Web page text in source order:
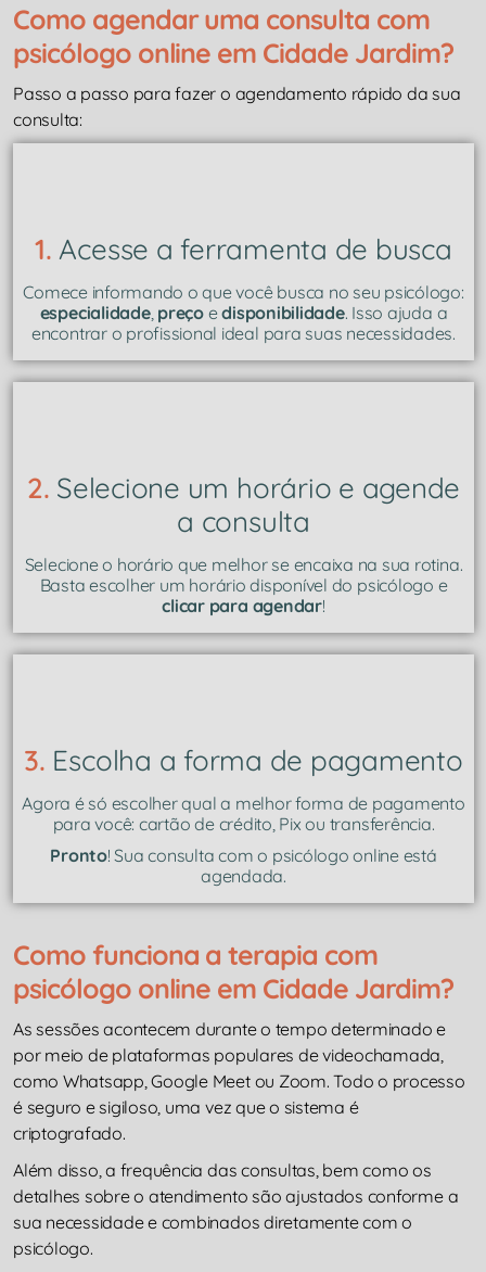
Como agendar uma consulta com
psicólogo online em Cidade Jardim?
Passo a passo para fazer o agendamento rápido da sua
consulta:
1. Acesse a ferramenta de busca
Comece informando o que você busca no seu psicólogo:
especialidade, preçoedisponibilidade. Isso ajuda a
encontrar o profissional ideal para suas necessidades.
2. Selecione um horário e agende
a consulta
Selecione o horário que melhor se encaixa na sua rotina.
Basta escolher um horário disponível do psicólogo e
clicar para agendar!
3. Escolha a forma de pagamento
Agora é só escolher qual a melhor forma de pagamento
para você: cartão de crédito, Pix ou transferência.
Pronto! Sua consulta com o psicólogo online está
agendada.
Como funciona a terapia com
psicólogo online em Cidade Jardim?
As sessões acontecem durante o tempo determinado e
por meio de plataformas populares de videochamada,
como Whatsapp, Google Meet ou Zoom. Todo o processo
é seguro e sigiloso, uma vez que o sistema é
criptografado.
Além disso, a frequência das consultas, bem como os
detalhes sobre o atendimento são ajustados conforme a
sua necessidade e combinados diretamente com o
psicólogo.